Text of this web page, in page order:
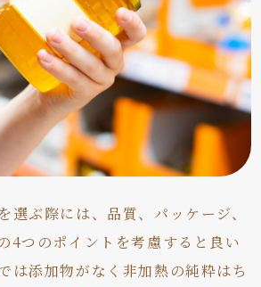
選ぶ際には、品質、パッケージ、
4つのポイントを考慮すると良い
は添加物がなく非加熱の純粋はち